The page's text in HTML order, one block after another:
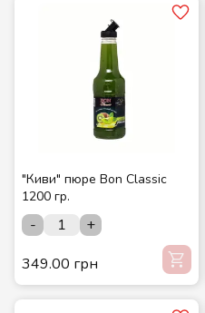
"Киви" пюре Bon Classic
1200 гр.
-
+
349.00 грн